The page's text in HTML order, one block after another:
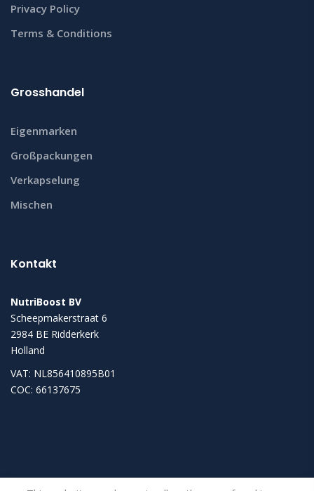
Privacy Policy
Terms & Conditions
Grosshandel
Eigenmarken
Großpackungen
Verkapselung
Mischen
Kontakt
NutriBoost BV
Scheepmakerstraat 6
2984 BE Ridderkerk
Holland
VAT: NL856410895B01
COC: 66137675